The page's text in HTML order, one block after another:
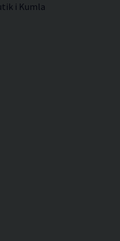
i Kumla